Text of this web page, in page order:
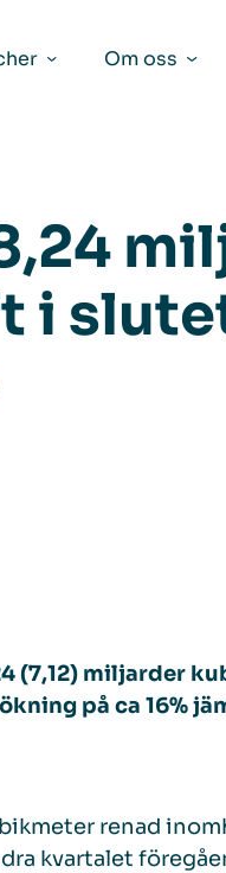
Om oss
i
(7,12) miljarder
på ca 16%
renad
kvartalet